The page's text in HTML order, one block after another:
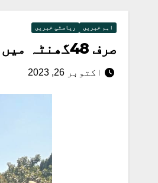
اہم خبریں ریاستی خبریں
صرف 48گھنٹہ میں 51لاکھ مالیت کے سرقہ کا چلایاگیاپتہ ،چار افراد کی گرفتاری
اکتوبر 26, 2023